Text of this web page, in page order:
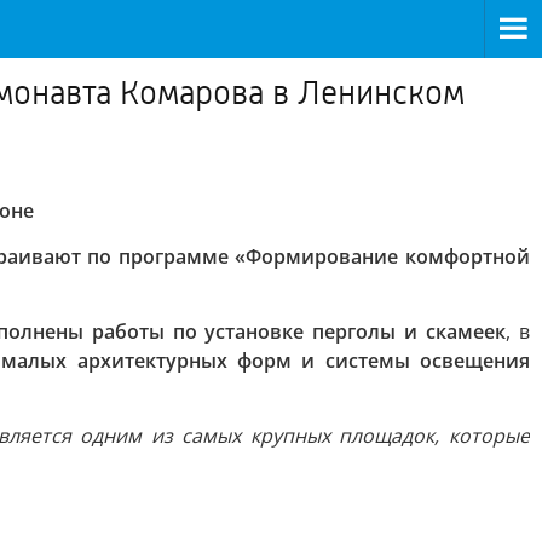
Комарова в Ленинском
по программе «Формирование комфортной
работы по установке перголы и скамеек, в
архитектурных форм и системы освещения
одним из самых крупных площадок, которые